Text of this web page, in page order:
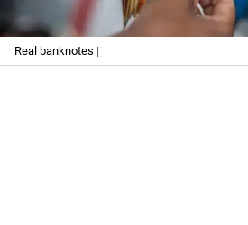
Real banknotes |